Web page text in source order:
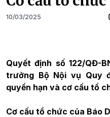
10/03/2025
Quyết định số 122/QĐ-
trưởng Bộ Nội vụ Quy
quyền hạn và cơ cấu tổ
Cơ cấu tổ chức của Báo